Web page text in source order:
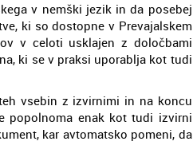
v nemški jezik in da posebej
ki so dostopne v Prevajalskem
v celoti usklajen z določbami
ki se v praksi uporablja kot tudi
vsebin z izvirnimi in na koncu
popolnoma enak kot tudi izvirni
kar avtomatsko pomeni, da